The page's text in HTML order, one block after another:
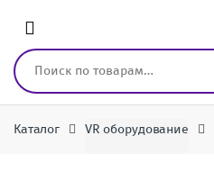
Искать:
Каталог VR оборудование